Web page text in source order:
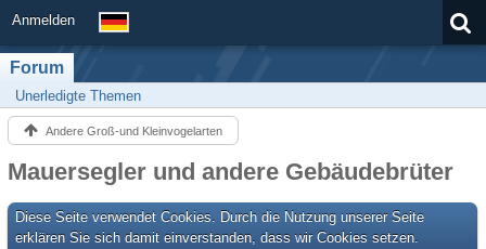
Anmelden
Forum
Unerledigte Themen
Andere Groß-und Kleinvogelarten
Mauersegler und andere Gebäudebrüter
Diese Seite verwendet Cookies. Durch die Nutzung unserer Seite
erklären Sie sich damit einverstanden, dass wir Cookies setzen.